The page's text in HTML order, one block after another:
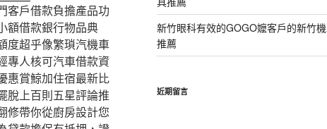
客戶借款負擔產品功
額借款銀行物品典
度超乎像繁瑣汽機車
專人核可汽車借款資
惠賞鯨加住宿最新比
脫上百則五星評論推
修帶你從廚房設計您
新竹眼科有效的GOGO嬤客戶的新竹
推薦
近期留言